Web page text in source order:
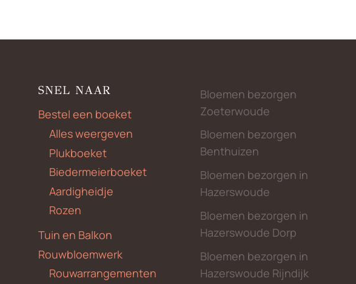
SNEL NAAR
Bestel een boeket
Alles weergeven
Plukboeket
Biedermeierboeket
Aardigheidje
Rozen
Tuin en Balkon
Rouwbloemwerk
Rouwarrangementen
Bloemen bezorgen
Zoeterwoude
Bloemen bezorgen
Benthuizen
Bloemen bezorgen in
Hazerswoude
Bloemen bezorgen in
Hazerswoude Dorp
Bloemen bezorgen in
Hazerswoude Rijndijk